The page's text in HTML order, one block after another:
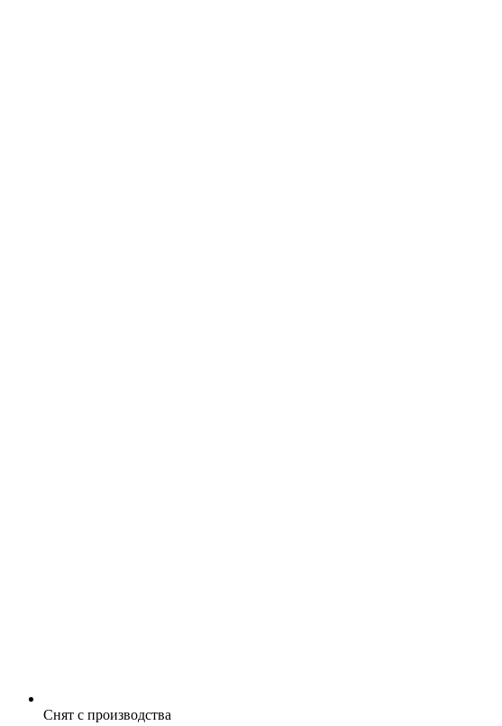
Снят с производства